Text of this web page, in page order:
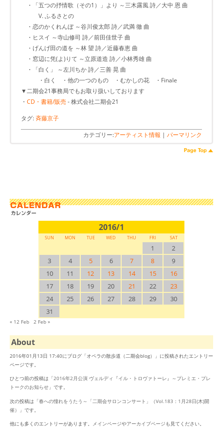
・「五つの抒情歌（その1）」より ～三木露風 詩／大中 恩 曲
V. ふるさとの
・恋のかくれんぼ ～谷川俊太郎 詩／武満 徹 曲
・ヒスイ ～寺山修司 詩／前田佳世子 曲
・げんげ田の道を ～林 望 詩／近藤春恵 曲
・窓辺に凭(よ)りて ～立原道造 詩／小林秀雄 曲
・「白く」 ～左川ちか 詩／三善 晃 曲
・白く ・他の一つのもの ・むかしの花 ・Finale
▼二期会21事務局でもお取り扱いしております
・ CD・書籍/販売- 株式会社二期会21
タグ:斉藤京子
カテゴリー:アーティスト情報 | パーマリンク
2016/1
SUN MON TUE WED THU FRI SAT
1
2
3
4 5 6 7 8
9
10
11 12 13 14 15
16
17
18 19 20 21 22
23
24
25 26 27 28 29
30
31
« 12 Feb 2 Feb »
About
2016年01月13日 17:40にブログ「オペラの散歩道（二期会blog）」に投稿されたエントリー
ページです。
ひとつ前の投稿は「2016年2月公演 ヴェルディ『イル・トロヴァトーレ』～プレミエ・プレ
トークのお知らせ 」です。
次の投稿は「春への憧れをうたう～「二期会サロンコンサート」（Vol.183：1月28日(木)開
催）
」です。
他にも多くのエントリーがあります。 メインページやアーカイブページ も見てください。